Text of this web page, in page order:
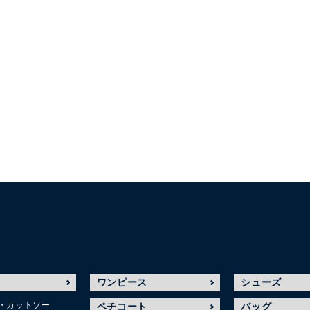
カットソー
ワンピース
ペチコート
シューズ
バッグ